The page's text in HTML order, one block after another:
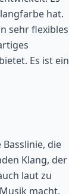
hat.
sehr flexibles
Es ist ein
die
Klang, der
laut zu
macht.